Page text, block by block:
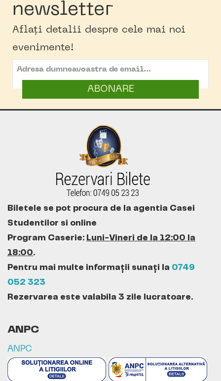
newsletter
Aflați detalii despre cele mai noi
evenimente!
ABONARE
Biletele se pot procura de la agentia Casei
Studentilor si online
Program Caserie: Luni-Vineri de la 12:00 la
18:00.
Pentru mai multe informații sunați la 0749
052 323
Rezervarea este valabila 3 zile lucratoare.
ANPC
ANPC